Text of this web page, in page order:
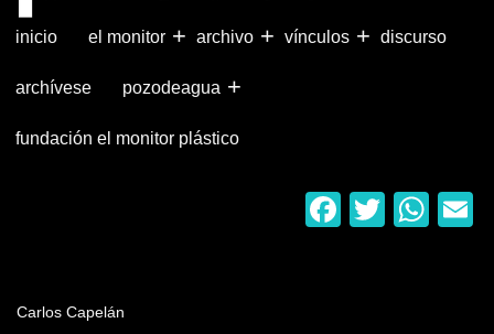
inicio +
el monitor +
archivo +
vínculos discurso
archívese +
pozodeagua
fundación el monitor plástico
Twitter
Carlos Capelán